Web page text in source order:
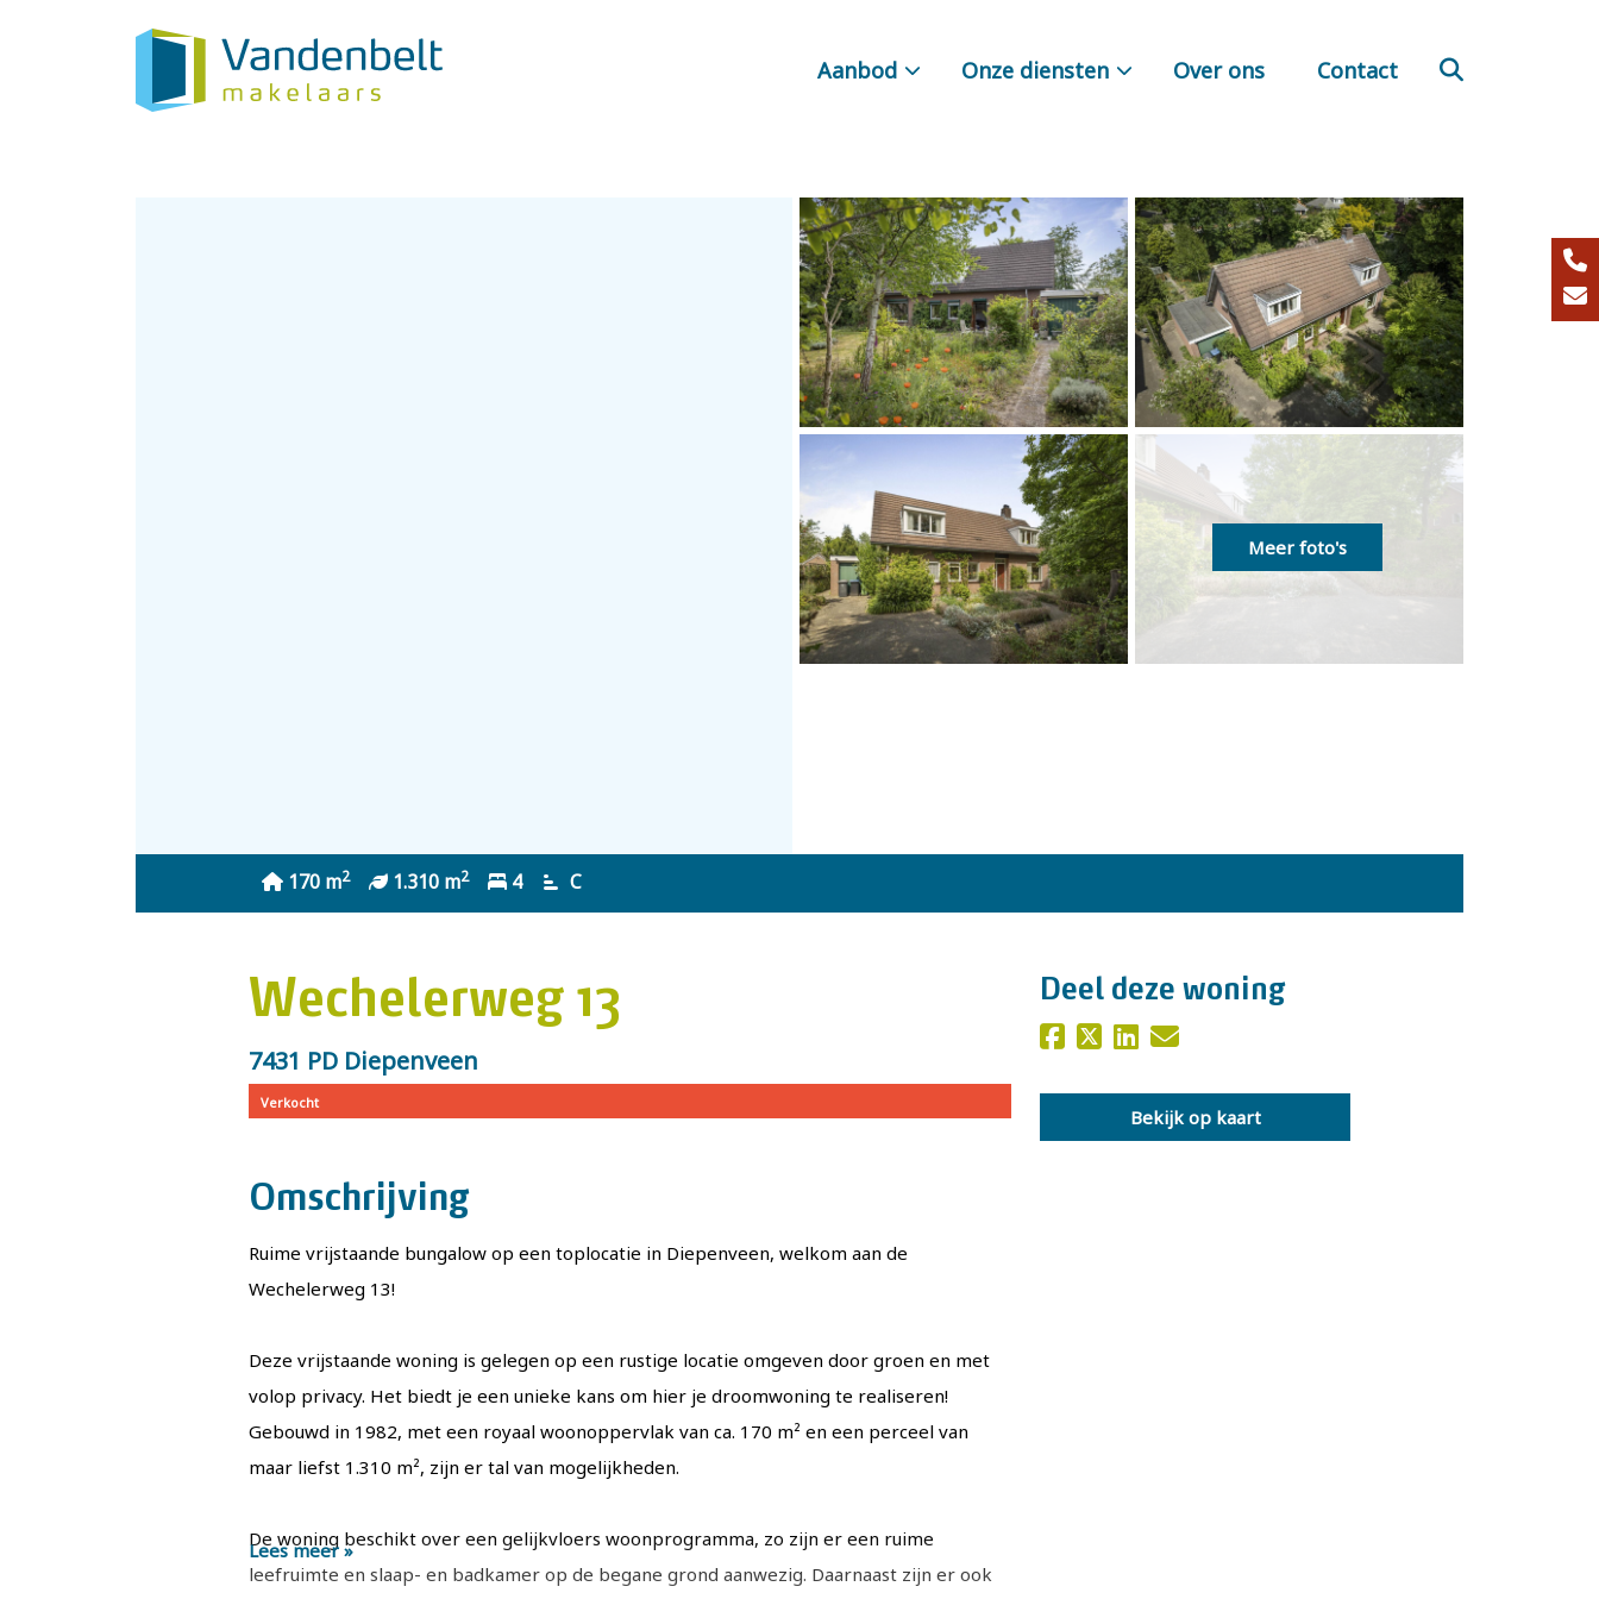
Aanbod Onze diensten Over ons Contact
Meer foto's
170 m2 1.310 m2 4 C
Wechelerweg 13
7431 PD Diepenveen
Verkocht
Omschrijving
Ruime vrijstaande bungalow op een toplocatie in Diepenveen, welkom aan de
Wechelerweg 13!
Deze vrijstaande woning is gelegen op een rustige locatie omgeven door groen en met
volop privacy. Het biedt je een unieke kans om hier je droomwoning te realiseren!
Gebouwd in 1982, met een royaal woonoppervlak van ca. 170 m² en een perceel van
maar liefst 1.310 m², zijn er tal van mogelijkheden.
De woning beschikt over een gelijkvloers woonprogramma, zo zijn er een ruime
leefruimte en slaap- en badkamer op de begane grond aanwezig. Daarnaast zijn er ook
Lees meer »
Deel deze woning
Bekijk op kaart